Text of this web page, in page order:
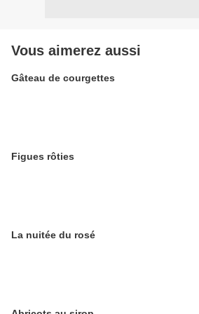
Vous aimerez aussi
Gâteau de courgettes
Figues rôties
La nuitée du rosé